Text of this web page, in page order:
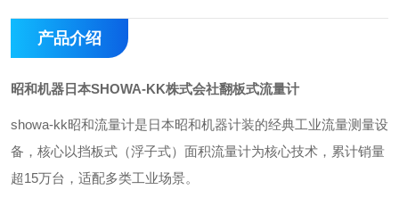
产品介绍
昭和机器日本SHOWA-KK株式会社翻板式流量计
showa-kk昭和流量计是日本昭和机器计装的经典工业流量测量设
备，核心以挡板式（浮子式）面积流量计为核心技术，累计销量
超15万台，适配多类工业场景。